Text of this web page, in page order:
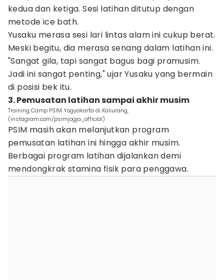
kedua dan ketiga. Sesi latihan ditutup dengan
metode ice bath.
Yusaku merasa sesi lari lintas alam ini cukup berat.
Meski begitu, dia merasa senang dalam latihan ini.
"Sangat gila, tapi sangat bagus bagi pramusim.
Jadi ini sangat penting," ujar Yusaku yang bermain
di posisi bek itu.
3. Pemusatan latihan sampai akhir musim
Training Camp PSIM Yogyakarta di Kaliurang,
(instagram.com/psimjogja_official)
PSIM masih akan melanjutkan program
pemusatan latihan ini hingga akhir musim.
Berbagai program latihan dijalankan demi
mendongkrak stamina fisik para penggawa.